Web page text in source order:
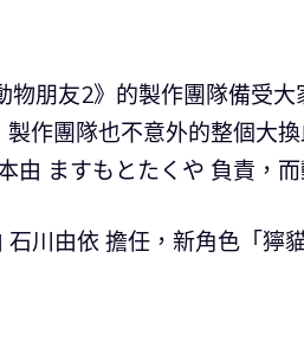
物朋友2》的製作團隊備受
作團隊也不意外的整個大
由 ますもとたくや 負責，
石川由依 擔任，新角色「獰